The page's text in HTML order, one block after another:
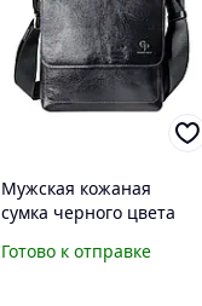
Мужская кожаная
сумка черного цвета
мессенджер
Готово к отправке